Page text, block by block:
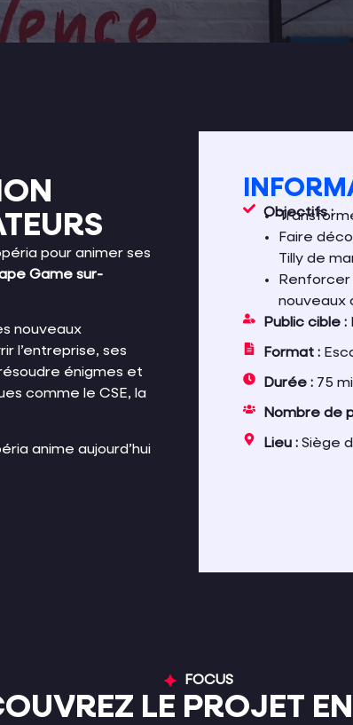
pour animer ses
Game sur-
nouveaux
l’entreprise, ses
énigmes et
comme le CSE, la
anime aujourd’hui
Objectifs :
Faire
Tilly de
nouveaux
Public cible :
Format :
Durée : 75
Nombre de
Lieu : Siège
FOCUS
LE PROJET